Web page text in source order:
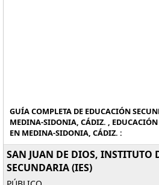
GUÍA COMPLETA DE EDUCACIÓN
MEDINA-SIDONIA, CÁDIZ. ,
EN MEDINA-SIDONIA, CÁDIZ. :
SAN JUAN DE DIOS, INSTITUTO
SECUNDARIA (IES)